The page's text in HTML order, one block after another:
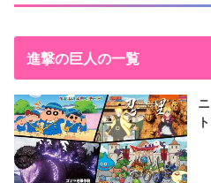
進撃の巨人の一覧